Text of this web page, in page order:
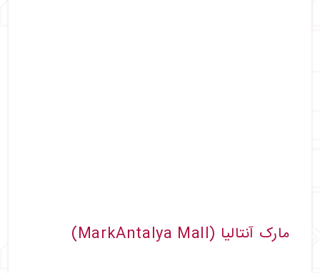
مارک آنتالیا (MarkAntalya Mall)